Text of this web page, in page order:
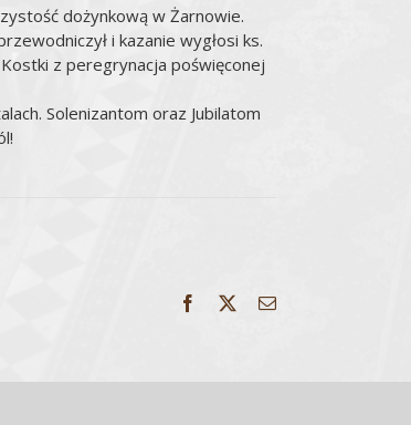
dożynkową w Żarnowie.
i kazanie wygłosi ks.
z peregrynacja poświęconej
Solenizantom oraz Jubilatom
Facebook Email